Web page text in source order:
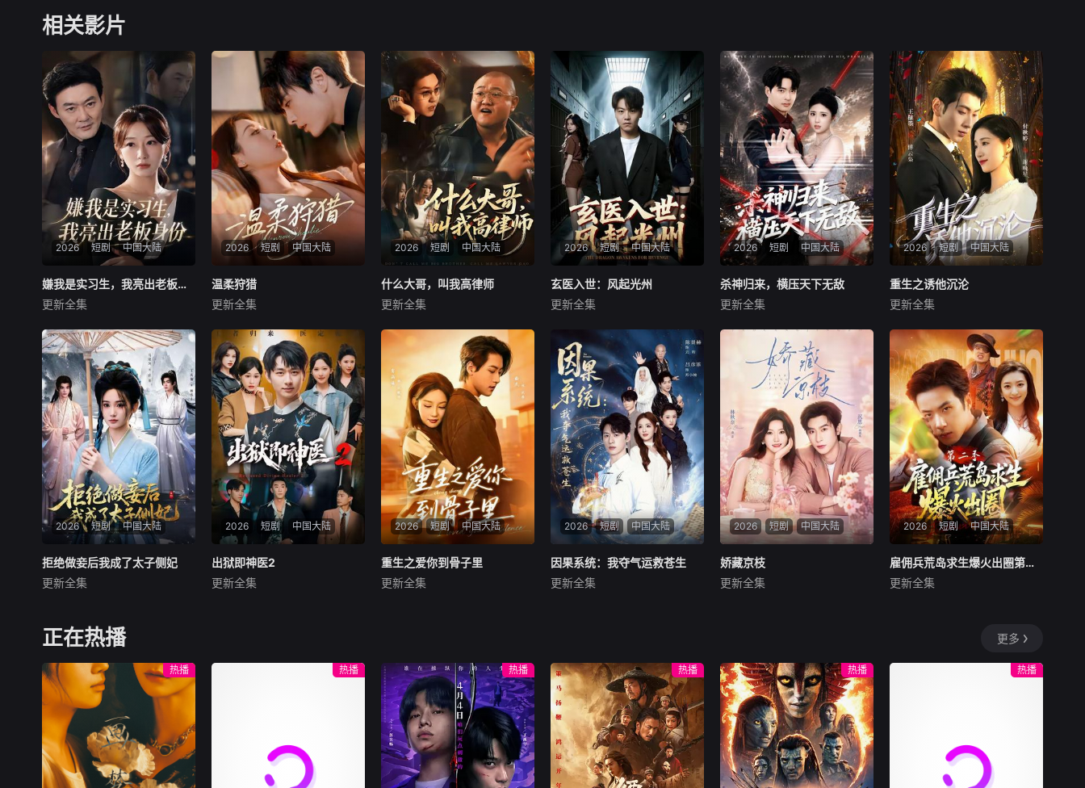
相关影片
2026 短剧 中国大陆
嫌我是实习生，我亮出老板身份
沈鸿运＆刘亚倩
暂无内容
嫌我是实习生，我亮出老板身份
更新全集
2026 短剧 中国大陆
温柔狩猎
王楠＆赵婧祎
暂无内容
温柔狩猎
更新全集
2026 短剧 中国大陆
什么大哥，叫我高律师
高峰＆胡柯
暂无内容
什么大哥，叫我高律师
更新全集
2026 短剧 中国大陆
玄医入世：风起光州
苏宇＆吕洁
暂无内容
玄医入世：风起光州
更新全集
2026 短剧 中国大陆
何子杰＆侯梦心
暂无内容
杀神归来，横压天下无敌
更新全集
2026 短剧 中国大陆
重生之诱他沉沦
王棣墨&付秋婷
暂无内容
重生之诱他沉沦
更新全集
2026 短剧 中国大陆
拒绝做妾后我成了太子侧妃
李俊辰＆马珺珂
拒绝做妾后我成了太子侧妃
更新全集
2026 短剧 中国大陆
出狱即神医2
陈柄希＆周沁桐
出狱即神医2
更新全集
2026 短剧 中国大陆
重生之爱你到骨子里
谢杰＆肖涵语
重生之爱你到骨子里
更新全集
2026 短剧 中国大陆
因果系统：我夺气运救苍生
陈景赫＆吕彦霏
因果系统：我夺气运救苍生
更新全集
2026 短剧 中国大陆
娇藏京枝
沉思＆林秋奈
娇藏京枝
更新全集
2026 短剧 中国大陆
雇佣兵荒岛求生爆火出圈第二季
孔奇力＆修雨秀＆王锦茵
雇佣兵荒岛求生爆火出圈第二季
更新全集
正在热播 更多
热播 热播 热播 热播 热播 热播